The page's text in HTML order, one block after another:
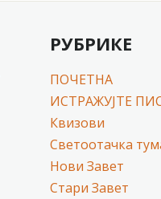
РУБРИКЕ
ПОЧЕТНА
ИСТРАЖУЈТЕ
Квизови
Светоотачка
Нови Завет
Стари Завет